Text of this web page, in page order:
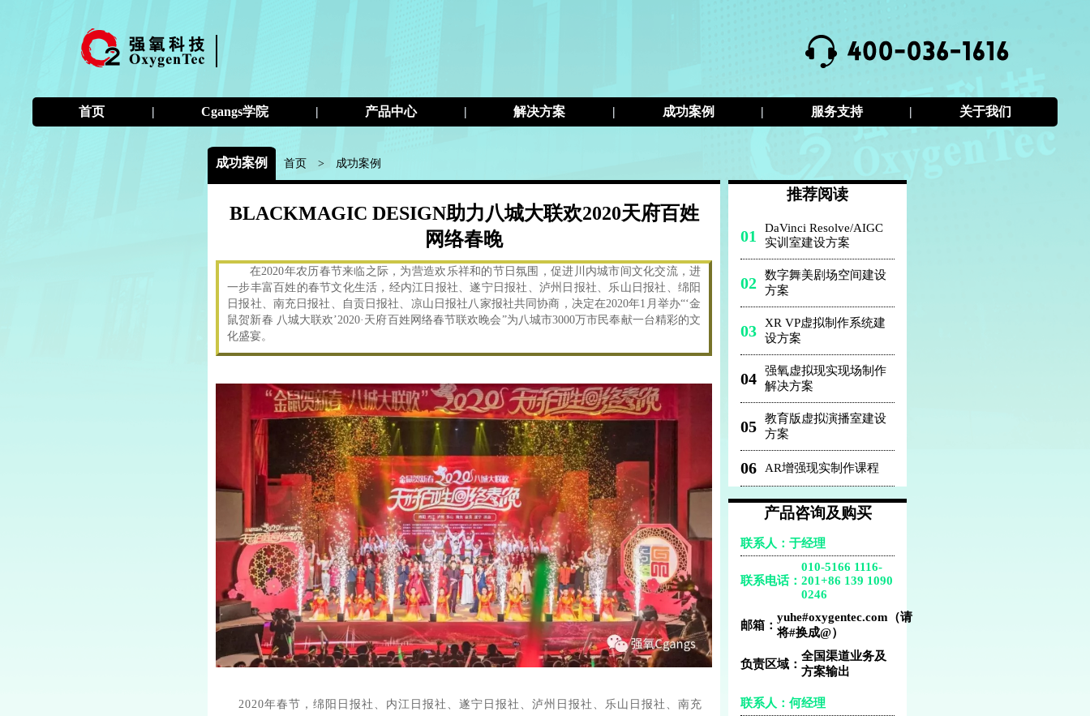
首页 | Cgangs学院 | 产品中心 | 解决方案 | 成功案例 | 服务支持 | 关于我们
成功案例 首页 > 成功案例
BLACKMAGIC DESIGN助力八城大联欢2020天府百姓
网络春晚
在2020年农历春节来临之际，为营造欢乐祥和的节日氛围，促进川内城市间文化交流，进
一步丰富百姓的春节文化生活，经内江日报社、遂宁日报社、泸州日报社、乐山日报社、绵阳
日报社、南充日报社、自贡日报社、凉山日报社八家报社共同协商，决定在2020年1月举办“‘金
鼠贺新春 八城大联欢’2020·天府百姓网络春节联欢晚会”为八城市3000万市民奉献一台精彩的文
化盛宴。
2020年春节，绵阳日报社、内江日报社、遂宁日报社、泸州日报社、乐山日报社、南充
推荐阅读
01
DaVinci Resolve/AIGC
实训室建设方案
02
数字舞美剧场空间建设
方案
03
XR VP虚拟制作系统建
设方案
04
强氧虚拟现实现场制作
解决方案
05
教育版虚拟演播室建设
方案
06 AR增强现实制作课程
产品咨询及购买
联系人：于经理
联系电话：
010-5166 1116-
201+86 139 1090
0246
邮箱：
yuhe#oxygentec.com（请
将#换成@）
负责区域：
全国渠道业务及
方案输出
联系人：何经理